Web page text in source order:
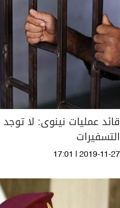
قائد عمليات نينوى: لا
التسفيرات
17:01 | 2019-11-27